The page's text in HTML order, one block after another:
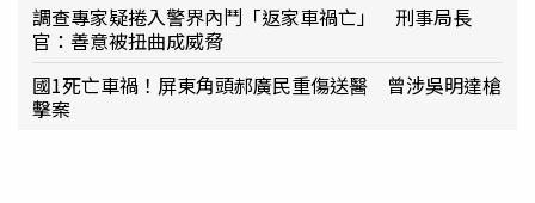
調查專家疑捲入警界內鬥「返家車禍亡」 刑事局長
官：善意被扭曲成威脅
國1死亡車禍！屏東角頭郝廣民重傷送醫 曾涉吳明達槍
擊案